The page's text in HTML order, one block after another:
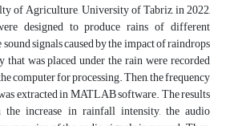
of Agriculture, University of Tabriz, in 2022,
designed to produce rains of different
sound signals caused by the impact of raindrops
was placed under the rain were recorded
computer for processing. Then, the frequency
extracted in MATLAB software. The results
increase in rainfall intensity, the audio